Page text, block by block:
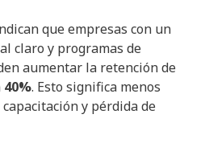
que empresas con un
claro y programas de
aumentar la retención de
40%. Esto significa menos
y pérdida de